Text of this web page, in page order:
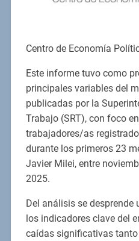
Centro de Economía
Este informe tuvo como
principales variables del
publicadas por la
Trabajo (SRT), con foco
trabajadores/as
durante los primeros 23
Javier Milei, entre
2025.
Del análisis se desprende
los indicadores clave del
caídas significativas